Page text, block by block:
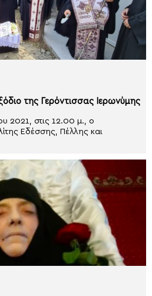
της Γερόντισσας Ιερωνύμης
2021, στις 12.00 μ., ο
Εδέσσης, Πέλλης και